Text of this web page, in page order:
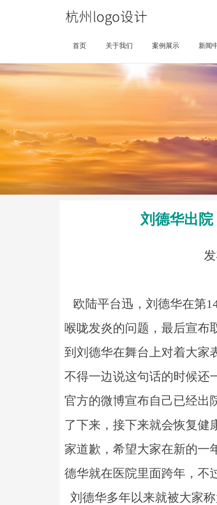
首页 关于我们 案例展示 新闻
刘德华出
欧陆平台迅，刘德华在第
喉咙发炎的问题，最后宣布
到刘德华在舞台上对着大家
不得一边说这句话的时候还
官方的微博宣布自己已经出
了下来，接下来就会恢复健
家道歉，希望大家在新的一
德华就在医院里面跨年，不
刘德华多年以来就被大家